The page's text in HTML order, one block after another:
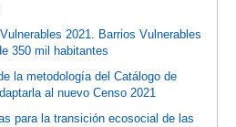
2021. Barrios Vulnerables
350 mil habitantes
la metodología del Catálogo de
al nuevo Censo 2021
para la transición ecosocial de las